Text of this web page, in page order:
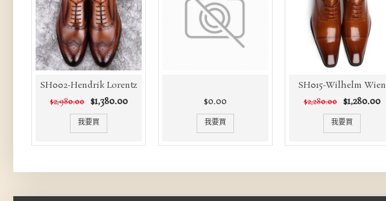
SH002-Hendrik Lorentz
$2,980.00 $1,380.00
我要買
$0.00
我要買
SH015-Wilhelm Wien
$2,280.00 $1,280.00
我要買